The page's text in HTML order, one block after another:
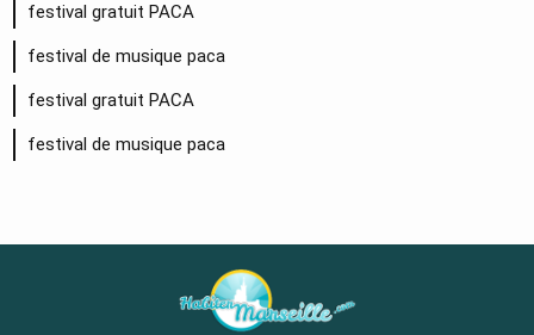
festival gratuit PACA
festival de musique paca
festival gratuit PACA
festival de musique paca